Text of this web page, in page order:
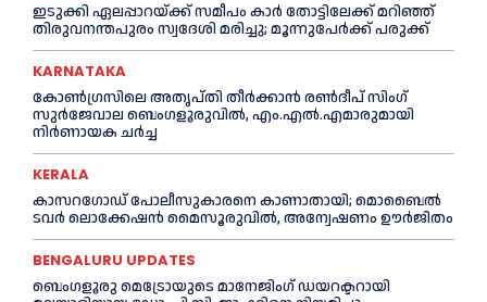
ഇടുക്കി ഏലപ്പാറയ്ക്ക് സമീപം കാര്‍ തോട്ടിലേക്ക് മറിഞ്ഞ്
തിരുവനന്തപുരം സ്വദേശി മരിച്ചു; മൂന്നുപേര്‍ക്ക് പരുക്ക്
KARNATAKA
കോൺഗ്രസിലെ അതൃപ്തി തീർക്കാൻ രൺദീപ് സിംഗ്
സുര്‍ജേവാല ബെംഗളൂരുവിൽ, എം.എൽ.എമാരുമായി
നിർണായക ചർച്ച
KERALA
കാസറഗോഡ്‌ പോലീസുകാരനെ കാണാതായി; മൊബൈൽ
ടവർ ലൊക്കേഷൻ മൈസൂരുവിൽ, അന്വേഷണം ഊർജിതം
BENGALURU UPDATES
ബെംഗളൂരു മെട്രോയുടെ മാനേജിംഗ് ഡയറക്ടറായി